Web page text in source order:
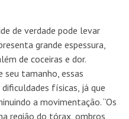
de verdade pode levar
grande espessura,
de coceiras e dor.
seu tamanho, essas
físicas, já que
a movimentação. “Os
região do tórax, ombros,